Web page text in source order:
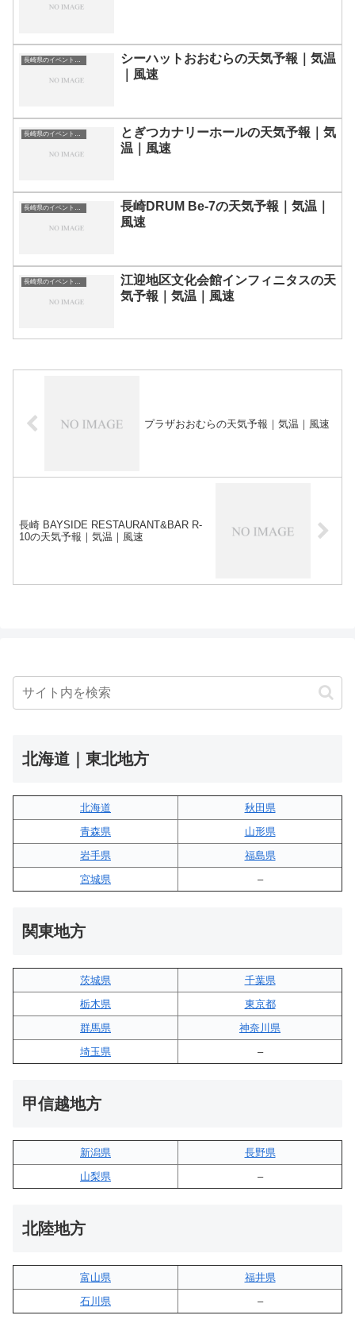
長崎県のイベント会場一覧
シーハットおおむらの天気予報｜気温
｜風速
とぎつカナリーホールの天気予報｜気
温｜風速
長崎DRUM Be-7の天気予報｜気温｜
風速
江迎地区文化会館インフィニタスの天
気予報｜気温｜風速
プラザおおむらの天気予報｜気温｜風速
長崎 BAYSIDE RESTAURANT&BAR R-
10の天気予報｜気温｜風速
北海道｜東北地方
北海道
秋田県
青森県
山形県
岩手県
福島県
宮城県
–
関東地方
茨城県
千葉県
栃木県
東京都
群馬県
神奈川県
埼玉県
–
甲信越地方
新潟県
長野県
山梨県
–
北陸地方
富山県
福井県
石川県
–